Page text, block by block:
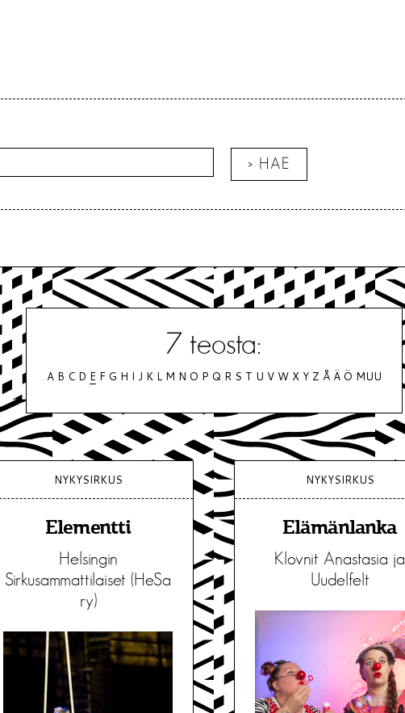
7 teosta:
A B C D E F G H I J K L M N O P Q R S T U V W X Y Z Å Ä Ö MUU
NYKYSIRKUS
Elementti
Helsingin
Sirkusammattilaiset (HeSa
ry)
NYKYSIRKUS
Elämänlanka
Klovnit Anastasia ja
Uudelfelt